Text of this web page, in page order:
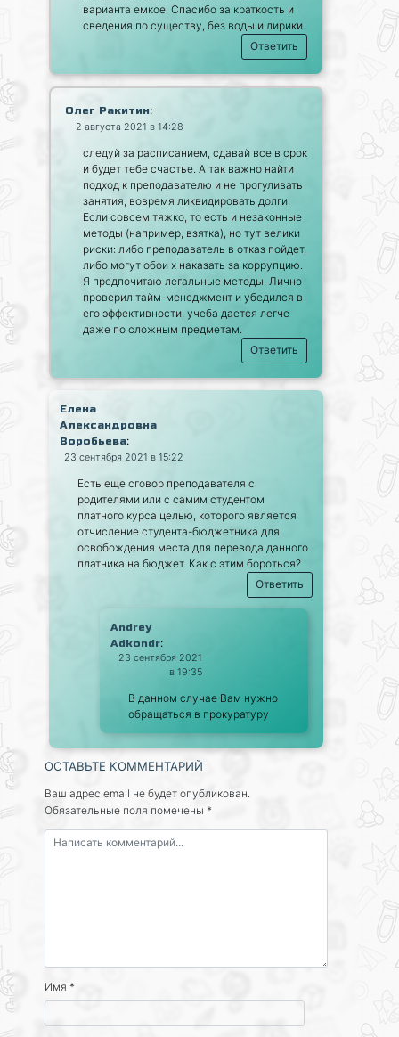
варианта емкое. Спасибо за краткость и
сведения по существу, без воды и лирики.
Ответить
Олег Ракитин:
2 августа 2021 в 14:28
следуй за расписанием, сдавай все в срок
и будет тебе счастье. А так важно найти
подход к преподавателю и не прогуливать
занятия, вовремя ликвидировать долги.
Если совсем тяжко, то есть и незаконные
методы (например, взятка), но тут велики
риски: либо преподаватель в отказ пойдет,
либо могут обои х наказать за коррупцию.
Я предпочитаю легальные методы. Лично
проверил тайм-менеджмент и убедился в
его эффективности, учеба дается легче
даже по сложным предметам.
Ответить
Елена
Александровна
Воробьева:
23 сентября 2021 в 15:22
Есть еще сговор преподавателя с
родителями или с самим студентом
платного курса целью, которого является
отчисление студента-бюджетника для
освобождения места для перевода данного
платника на бюджет. Как с этим бороться?
Ответить
Andrey
Adkondr:
23 сентября 2021
в 19:35
В данном случае Вам нужно
обращаться в прокуратуру
ОСТАВЬТЕ КОММЕНТАРИЙ
Ваш адрес email не будет опубликован.
Обязательные поля помечены *
Имя *